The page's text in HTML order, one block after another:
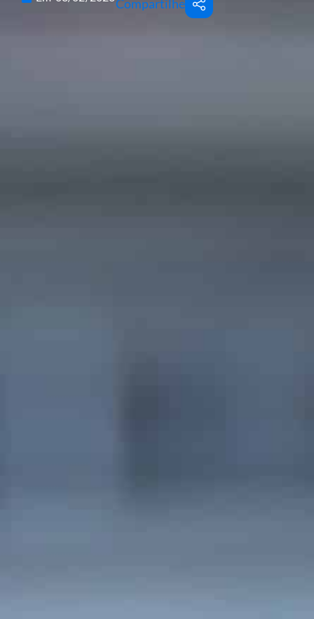
Compartilhe